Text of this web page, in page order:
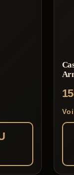
être
sur